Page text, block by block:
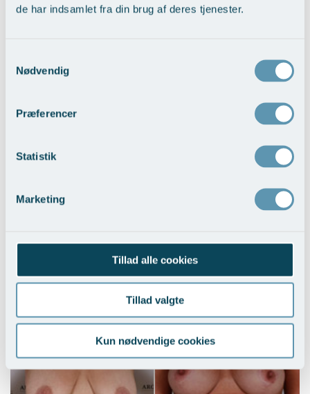
de har indsamlet fra din brug af deres tjenester.
Nødvendig
Præferencer
Statistik
Marketing
Tillad alle cookies
Tillad valgte
Kun nødvendige cookies
Brystløft